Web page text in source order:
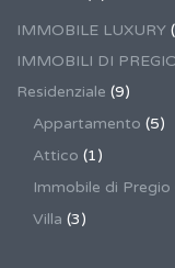
IMMOBILE LUXURY
IMMOBILI DI
Residenziale (9)
Appartamento (5)
Attico (1)
Immobile di Pregio
Villa (3)